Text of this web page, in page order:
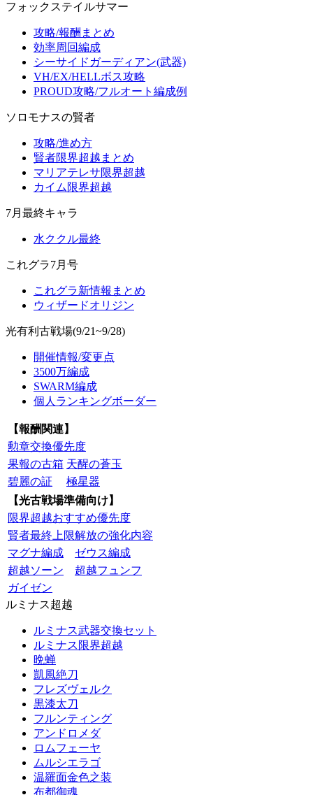
フォックステイルサマー
攻略/報酬まとめ
効率周回編成
シーサイドガーディアン(武器)
VH/EX/HELLボス攻略
PROUD攻略/フルオート編成例
ソロモナスの賢者
攻略/進め方
賢者限界超越まとめ
マリアテレサ限界超越
カイム限界超越
7月最終キャラ
水ククル最終
これグラ7月号
これグラ新情報まとめ
ウィザードオリジン
光有利古戦場(9/21~9/28)
開催情報/変更点
3500万編成
SWARM編成
個人ランキングボーダー
【報酬関連】
勲章交換優先度
果報の古箱 天醒の蒼玉
碧麗の証
極星器
【光古戦場準備向け】
限界超越おすすめ優先度
賢者最終上限解放の強化内容
マグナ編成
ゼウス編成
超越ソーン
超越フュンフ
ガイゼン
ルミナス超越
ルミナス武器交換セット
ルミナス限界超越
晩蝉
凱風絶刀
フレズヴェルク
黒漆太刀
フルンティング
アンドロメダ
ロムフェーヤ
ムルシエラゴ
温羅面金色之装
布都御魂